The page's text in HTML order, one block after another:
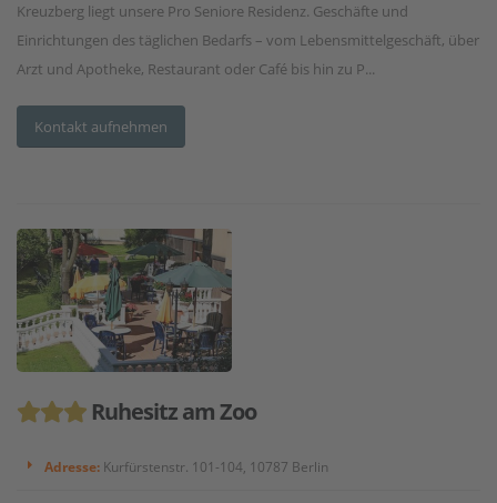
Kreuzberg liegt unsere Pro Seniore Residenz. Geschäfte und
Einrichtungen des täglichen Bedarfs – vom Lebensmittelgeschäft, über
Arzt und Apotheke, Restaurant oder Café bis hin zu P...
Kontakt aufnehmen
Ruhesitz am Zoo
Adresse: Kurfürstenstr. 101-104, 10787 Berlin